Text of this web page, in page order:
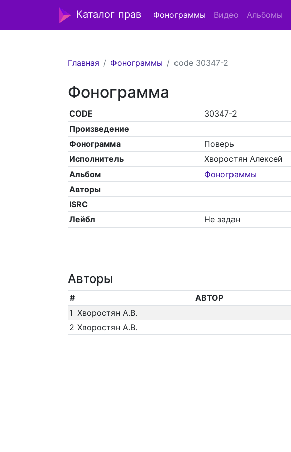
Каталог прав Фонограммы Видео Альбомы
Главная Фонограммы code 30347-2
Фонограмма
CODE
30347-2
Произведение
Фонограмма
Поверь
Исполнитель
Хворостян Алексей
Альбом
Фонограммы
Авторы
ISRC
Лейбл
Не задан
Авторы
# АВТОР
1 Хворостян А.В.
2 Хворостян А.В.